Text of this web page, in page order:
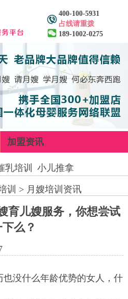
400-100-5931
占线请重拨
189-1002-0275
加盟资讯
乳培训 小儿推拿
训 > 月嫂培训资讯
育儿嫂服务，你想尝试
么？
也没什么年龄优势的女人，什